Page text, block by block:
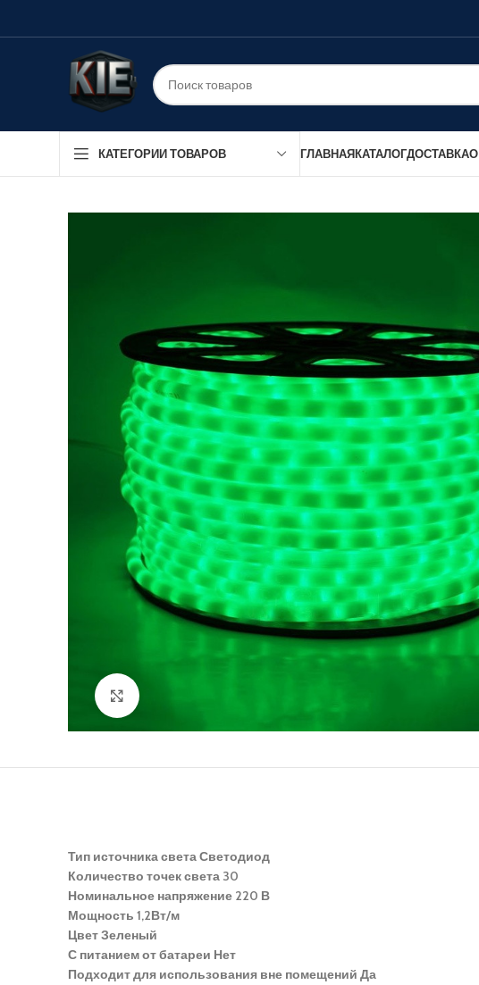
КАТЕГОРИИ ТОВАРОВ ГЛАВНАЯКАТАЛОГДОСТАВКА
Тип источника светаСветодиод
Количество точек света 30
Номинальное напряжение 220 В
Мощность 1,2Вт/м
ЦветЗеленый
С питанием от батареи Нет
Подходит для использования вне помещений Да